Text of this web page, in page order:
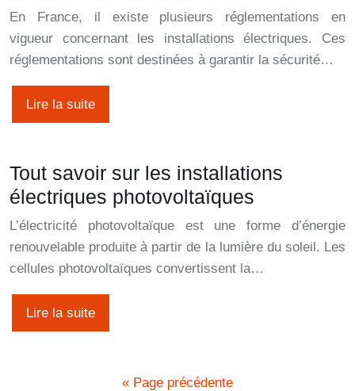
En France, il existe plusieurs réglementations en
vigueur concernant les installations électriques. Ces
réglementations sont destinées à garantir la sécurité…
Lire la suite
Tout savoir sur les installations
électriques photovoltaïques
L’électricité photovoltaïque est une forme d’énergie
renouvelable produite à partir de la lumière du soleil. Les
cellules photovoltaïques convertissent la…
Lire la suite
« Page précédente